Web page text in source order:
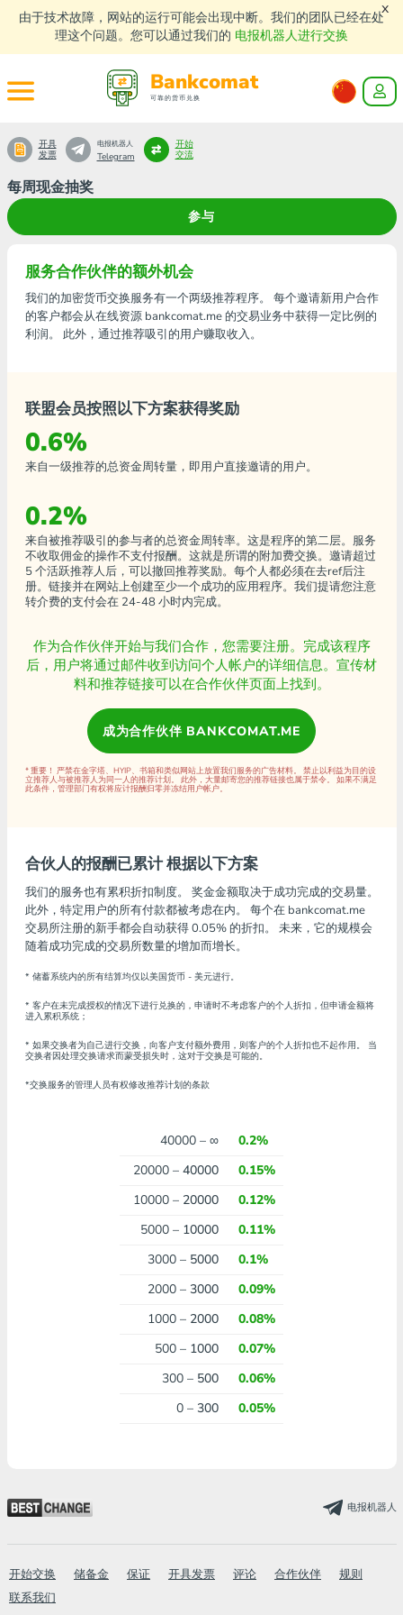
由于技术故障，网站的运行可能会出现中断。我们的团队已经在处
理这个问题。您可以通过我们的 电报机器人进行交换
x
Bankcomat
可靠的货币兑换
每周现金抽奖
参与
开具
发票
电报机器人
Telegram
开始
交流
服务合作伙伴的额外机会
我们的加密货币交换服务有一个两级推荐程序。 每个邀请新用户合作
的客户都会从在线资源 bankcomat.me 的交易业务中获得一定比例的
利润。 此外，通过推荐吸引的用户赚取收入。
联盟会员按照以下方案获得奖励
0.6%
来自一级推荐的总资金周转量，即用户直接邀请的用户。
0.2%
来自被推荐吸引的参与者的总资金周转率。这是程序的第二层。服务
不收取佣金的操作不支付报酬。这就是所谓的附加费交换。邀请超过
5 个活跃推荐人后，可以撤回推荐奖励。每个人都必须在去ref后注
册。链接并在网站上创建至少一个成功的应用程序。我们提请您注意
转介费的支付会在 24-48 小时内完成。
作为合作伙伴开始与我们合作，您需要注册。完成该程序
后，用户将通过邮件收到访问个人帐户的详细信息。宣传材
料和推荐链接可以在合作伙伴页面上找到。
成为合作伙伴 BANKCOMAT.ME
* 重要！ 严禁在金字塔、HYIP、书箱和类似网站上放置我们服务的广告材料。 禁止以利益为目的设
立推荐人与被推荐人为同一人的推荐计划。 此外，大量邮寄您的推荐链接也属于禁令。 如果不满足
此条件，管理部门有权将应计报酬归零并冻结用户帐户。
合伙人的报酬已累计根据以下方案
我们的服务也有累积折扣制度。 奖金金额取决于成功完成的交易量。
此外，特定用户的所有付款都被考虑在内。 每个在 bankcomat.me
交易所注册的新手都会自动获得 0.05% 的折扣。 未来，它的规模会
随着成功完成的交易所数量的增加而增长。
* 储蓄系统内的所有结算均仅以美国货币 - 美元进行。
* 客户在未完成授权的情况下进行兑换的，申请时不考虑客户的个人折扣，但申请金额将
进入累积系统；
* 如果交换者为自己进行交换，向客户支付额外费用，则客户的个人折扣也不起作用。 当
交换者因处理交换请求而蒙受损失时，这对于交换是可能的。
*交换服务的管理人员有权修改推荐计划的条款
40000 – ∞
0.2%
20000 – 40000
0.15%
10000 – 20000
0.12%
5000 – 10000
0.11%
3000 – 5000
0.1%
2000 – 3000
0.09%
1000 – 2000
0.08%
500 – 1000
0.07%
300 – 500
0.06%
0 – 300 0.05%
电报机器人
开始交换 储备金 保证 开具发票 评论 合作伙伴
规则
联系我们